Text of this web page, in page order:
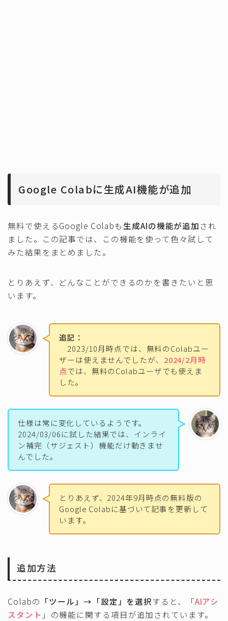
Google Colabに生成AI機能が追加
無料で使えるGoogle Colabも生成AIの機能が追加され
ました。この記事では、この機能を使って色々試して
みた結果をまとめました。
とりあえず、どんなことができるのかを書きたいと思
います。
追記：
2023/10月時点では、無料のColabユー
ザーは使えませんでしたが、 2024/2月時
点では、無料のColabユーザでも使えま
した。
仕様は常に変化しているようです。
2024/03/06に試した結果では、インライ
ン補完（サジェスト）機能だけ動きませ
んでした。
とりあえず、2024年9月時点の無料版の
Google Colabに基づいて記事を更新して
います。
追加方法
Colabの 「ツール」→「設定」を選択すると、「AIアシ
スタント 」の機能に関する項目が追加されています。